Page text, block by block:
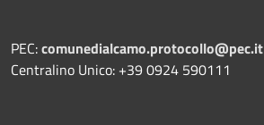
PEC:comunedialcamo.protocollo@pec.it
Centralino Unico: +39 0924 590111